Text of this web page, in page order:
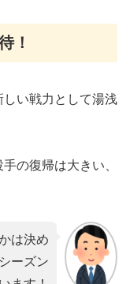
！
い戦力として湯浅
の復帰は大きい、
は決め
ーズン